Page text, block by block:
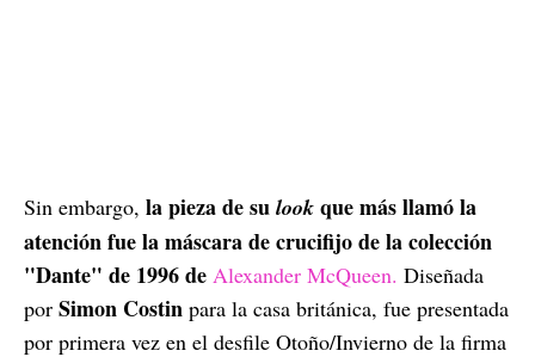
Sin embargo, la pieza de su look que más llamó la
atención fue la máscara de crucifijo de la colección
"Dante" de 1996 de Alexander McQueen. Diseñada
por Simon Costin para la casa británica, fue presentada
por primera vez en el desfile Otoño/Invierno de la firma